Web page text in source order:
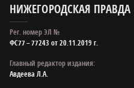
НИЖЕГОРОДСКАЯ ПРАВДА
Рег. номер ЭЛ №
ФС77 – 77243 от 20.11.2019 г.
Главный редактор издания:
Авдеева Л.А.